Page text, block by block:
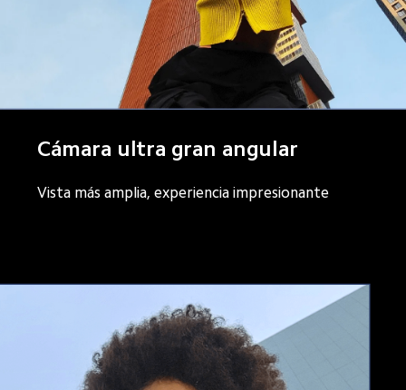
Cámara ultra gran angular
Vista más amplia, experiencia impresionante